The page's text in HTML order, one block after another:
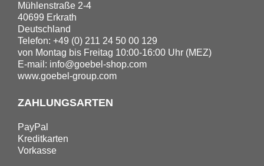
Mühlenstraße 2-4
40699 Erkrath
Deutschland
Telefon: +49 (0) 211 24 50 00 129
von Montag bis Freitag 10:00-16:00 Uhr (MEZ)
E-mail: info@goebel-shop.com
www.goebel-group.com
ZAHLUNGSARTEN
PayPal
Kreditkarten
Vorkasse